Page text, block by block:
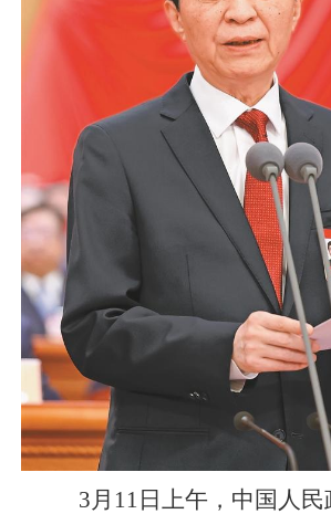
3月11日上午，中国人